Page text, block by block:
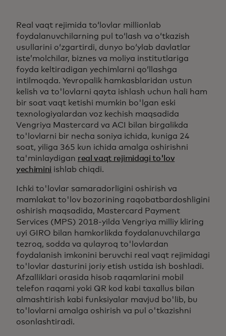
Real vaqt rejimida toʻlovlar millionlab
foydalanuvchilarning pul toʻlash va oʻtkazish
usullarini oʻzgartirdi, dunyo boʻylab davlatlar
isteʼmolchilar, biznes va moliya institutlariga
foyda keltiradigan yechimlarni qoʻllashga
intilmoqda. Yevropalik hamkasblaridan ustun
kelish va to'lovlarni qayta ishlash uchun hali ham
bir soat vaqt ketishi mumkin bo'lgan eski
texnologiyalardan voz kechish maqsadida
Vengriya Mastercard va ACI bilan birgalikda
to'lovlarni bir necha soniya ichida, kuniga 24
soat, yiliga 365 kun ichida amalga oshirishni
ta'minlaydigan real vaqt rejimidagi to'lov
yechimini ishlab chiqdi.
Ichki to'lovlar samaradorligini oshirish va
mamlakat to'lov bozorining raqobatbardoshligini
oshirish maqsadida, Mastercard Payment
Services (MPS) 2018-yilda Vengriya milliy kliring
uyi GIRO bilan hamkorlikda foydalanuvchilarga
tezroq, sodda va qulayroq to'lovlardan
foydalanish imkonini beruvchi real vaqt rejimidagi
to'lovlar dasturini joriy etish ustida ish boshladi.
Afzalliklari orasida hisob raqamlarini mobil
telefon raqami yoki QR kod kabi taxallus bilan
almashtirish kabi funksiyalar mavjud bo'lib, bu
to'lovlarni amalga oshirish va pul o'tkazishni
osonlashtiradi.